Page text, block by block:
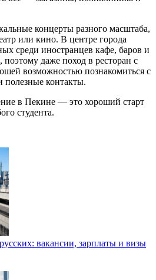
концерты разного масштаба,
или кино. В центре города
среди иностранцев кафе, баров и
поэтому даже поход в ресторан с
возможностью познакомиться с
контакты.
в Пекине — это хороший старт
студента.
вакансии, зарплаты и визы